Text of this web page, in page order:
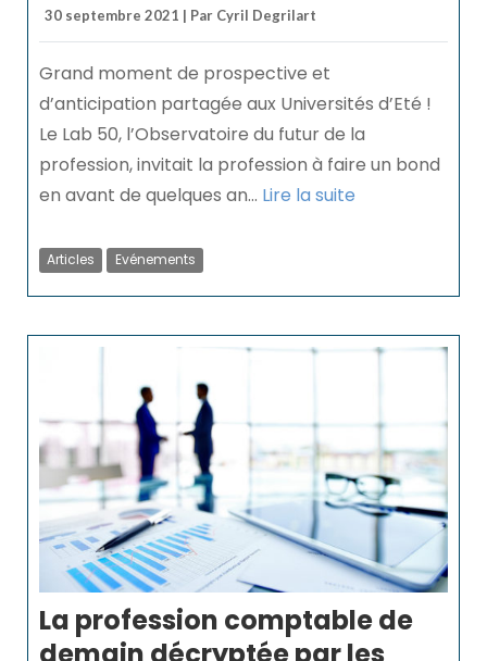
30 septembre 2021 | Par Cyril Degrilart
Grand moment de prospective et
d’anticipation partagée aux Universités d’Eté !
Le Lab 50, l’Observatoire du futur de la
profession, invitait la profession à faire un bond
en avant de quelques an... Lire la suite
Articles Evénements
La profession comptable de
demain décryptée par les